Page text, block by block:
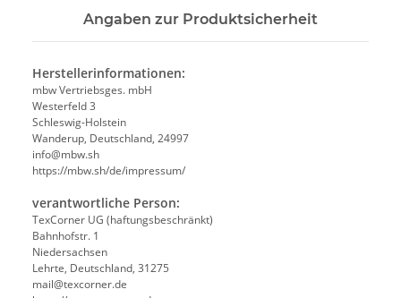
Angaben zur Produktsicherheit
Herstellerinformationen:
mbw Vertriebsges. mbH
Westerfeld 3
Schleswig-Holstein
Wanderup, Deutschland, 24997
info@mbw.sh
https://mbw.sh/de/impressum/
verantwortliche Person:
TexCorner UG (haftungsbeschränkt)
Bahnhofstr. 1
Niedersachsen
Lehrte, Deutschland, 31275
mail@texcorner.de